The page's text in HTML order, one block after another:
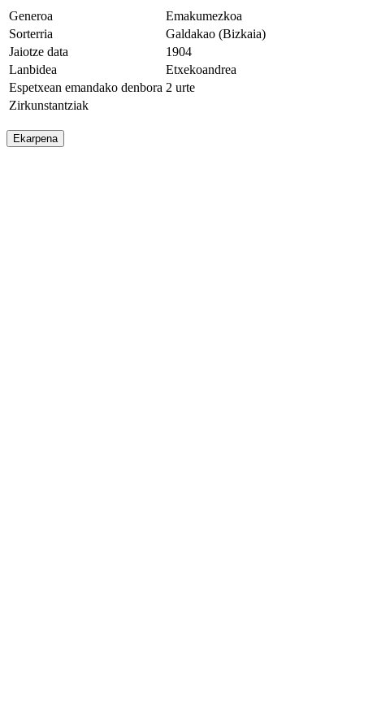
Generoa
Emakumezkoa
Sorterria
Galdakao (Bizkaia)
Jaiotze data
1904
Lanbidea
Etxekoandrea
Espetxean emandako denbora 2 urte
Zirkunstantziak